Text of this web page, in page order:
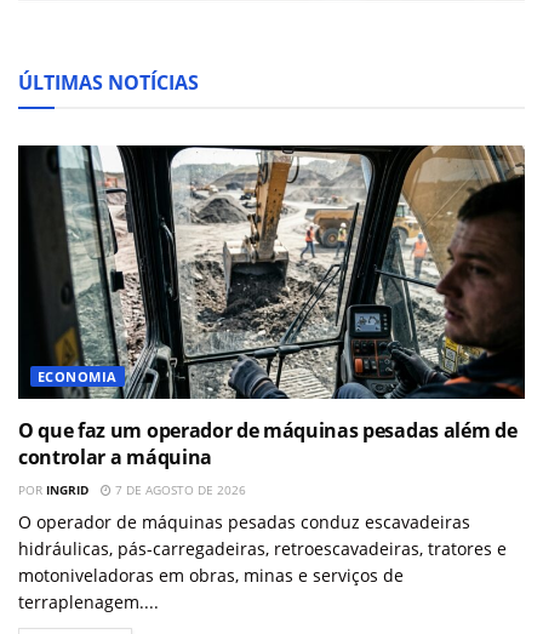
ÚLTIMAS NOTÍCIAS
ECONOMIA
O que faz um operador de máquinas pesadas além de
controlar a máquina
POR INGRID 7 DE AGOSTO DE 2026
O operador de máquinas pesadas conduz escavadeiras
hidráulicas, pás-carregadeiras, retroescavadeiras, tratores e
motoniveladoras em obras, minas e serviços de
terraplenagem....